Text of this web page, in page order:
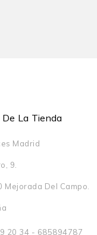
La Tienda
Madrid
9.
Mejorada Del Campo.
20 34 - 685894787